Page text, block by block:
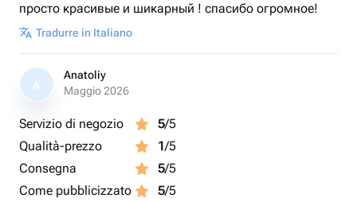
просто красивые и шикарный ! спасибо огромное!
Tradurre in Italiano
A
Anatoliy
Maggio 2026
Servizio di negozio 5/5
Qualità-prezzo
1/5
Consegna
5/5
Come pubblicizzato
5/5